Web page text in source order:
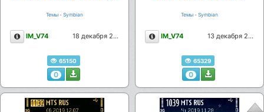
Темы - Symbian
Описание
IM_V74 18 декабря 2019
65150
0
Темы - Symbian
Описание
IM_V74 13 декабря 2019
65329
0